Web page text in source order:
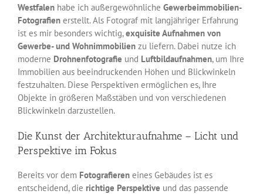
Westfalenhabe ich außergewöhnliche Gewerbeimmobilien-
Fotografienerstellt. Als Fotograf mit langjähriger Erfahrung
ist es mir besonders wichtig,exquisite Aufnahmen von
Gewerbe- und Wohnimmobilienzu liefern. Dabei nutze ich
moderne Drohnenfotografie und Luftbildaufnahmen, um Ihre
Immobilien aus beeindruckenden Höhen und Blickwinkeln
festzuhalten. Diese Perspektiven ermöglichen es, Ihre
Objekte in größeren Maßstäben und von verschiedenen
Blickwinkeln darzustellen.
Die Kunst der Architekturaufnahme – Licht und
Perspektive im Fokus
Bereits vor dem Fotografiereneines Gebäudes ist es
entscheidend, die richtige Perspektive und das passende